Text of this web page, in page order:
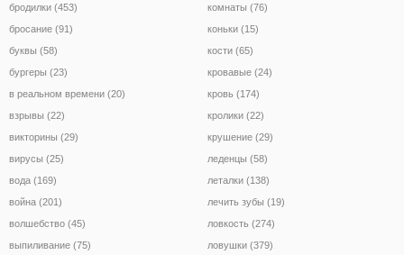
бродилки (453)
бросание (91)
буквы (58)
бургеры (23)
в реальном времени (20)
взрывы (22)
викторины (29)
вирусы (25)
вода (169)
война (201)
волшебство (45)
выпиливание (75)
комнаты (76)
коньки (15)
кости (65)
кровавые (24)
кровь (174)
кролики (22)
крушение (29)
леденцы (58)
леталки (138)
лечить зубы (19)
ловкость (274)
ловушки (379)